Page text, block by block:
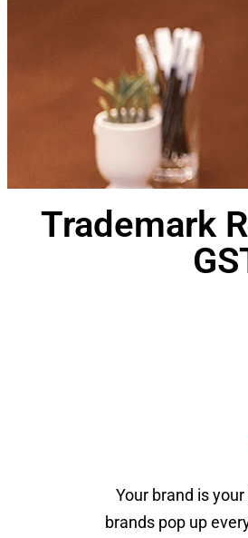
Trademark
Your brand is
brands pop up